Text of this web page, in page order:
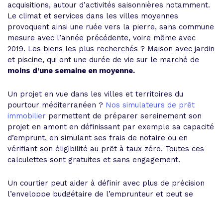
acquisitions, autour d’activités saisonnières notamment.
Le climat et services dans les villes moyennes
provoquent ainsi une ruée vers la pierre, sans commune
mesure avec l’année précédente, voire même avec
2019. Les biens les plus recherchés ? Maison avec jardin
et piscine, qui ont une durée de vie sur le marché de
moins d’une semaine en moyenne.
Un projet en vue dans les villes et territoires du
pourtour méditerranéen ? Nos simulateurs de prêt
immobilier permettent de préparer sereinement son
projet en amont en définissant par exemple sa capacité
d’emprunt, en simulant ses frais de notaire ou en
vérifiant son éligibilité au prêt à taux zéro. Toutes ces
calculettes sont gratuites et sans engagement.
Un courtier peut aider à définir avec plus de précision
l’enveloppe budgétaire de l’emprunteur et peut se